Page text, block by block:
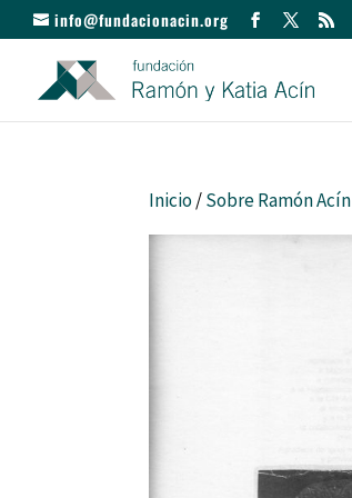
info@fundacionacin.org
Inicio/Sobre Ramón Acín